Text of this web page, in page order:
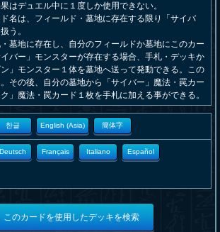
はデュエル中に１度しか使用できない。
名は、フィールド・墓地に存在する限り「サイバ
う。
墓地に存在し、自分のフィールドか墓地にこのカー
バー」モンスターが存在する場合、手札・デッキか
」モンスター１体を墓地へ送って発動できる。この
その後、自分の墓地から「サイバー」魔法・罠カー
」魔法・罠カード１枚を手札に加える事ができる。
한글 English (Asia) 簡体字
Deutsch Français Italiano Español
このカードを使用したデッキを検索